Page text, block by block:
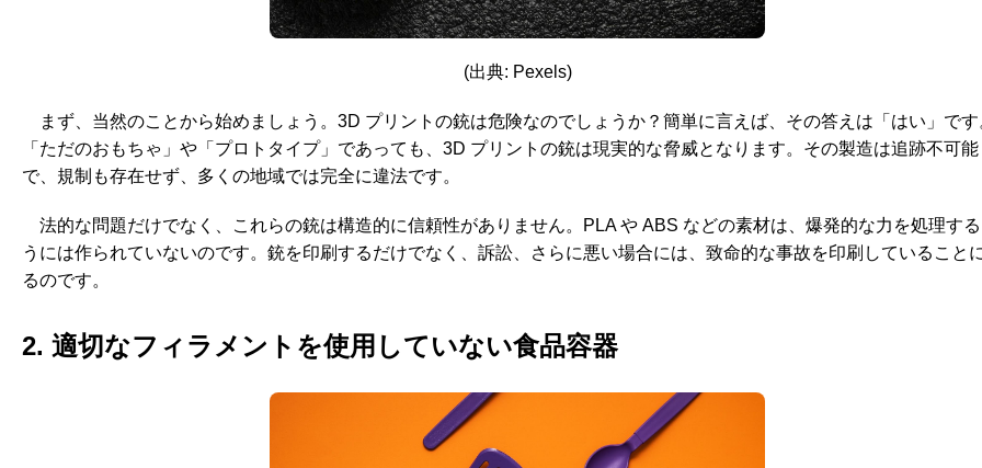
(出典: Pexels)
まず、当然のことから始めましょう。3D プリントの銃は危険なのでしょうか？簡単に言えば、その答えは「はい」です
「ただのおもちゃ」や「プロトタイプ」であっても、3D プリントの銃は現実的な脅威となります。その製造は追跡不可能
で、規制も存在せず、多くの地域では完全に違法です。
法的な問題だけでなく、これらの銃は構造的に信頼性がありません。PLA や ABS などの素材は、爆発的な力を処理す
うには作られていないのです。銃を印刷するだけでなく、訴訟、さらに悪い場合には、致命的な事故を印刷していること
るのです。
2. 適切なフィラメントを使用していない食品容器